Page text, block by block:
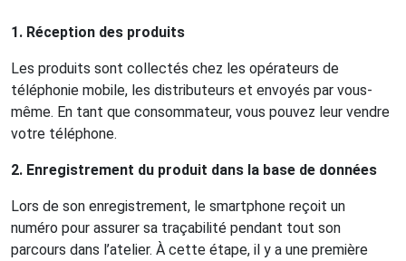
1. Réception des produits
Les produits sont collectés chez les opérateurs de
téléphonie mobile, les distributeurs et envoyés par vous-
même. En tant que consommateur, vous pouvez leur vendre
votre téléphone.
2. Enregistrement du produit dans la base de données
Lors de son enregistrement, le smartphone reçoit un
numéro pour assurer sa traçabilité pendant tout son
parcours dans l’atelier. À cette étape, il y a une première